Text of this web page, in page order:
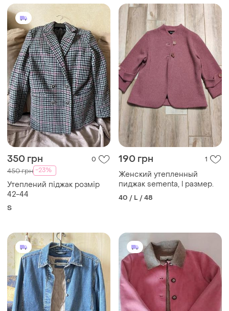
350 грн 0
450 грн -23%
Утеплений піджак розмір
42-44
S
190 грн 1
Женский утепленный
пиджак sementa, l размер.
40 / L / 48